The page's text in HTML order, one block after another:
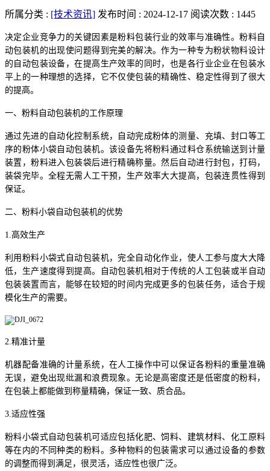
所属分类 : [技术资讯] 发布时间 : 2024-12-17 阅读次数 : 1445
决定企业竞争力的关键因素是粉料包装行业的效率与准确性。粉料自
动包装机的出现使问题得到完美的解决。作为一种专为粉状物料设计
的自动包装设备，在提高生产效率的同时，也是各行业企业在包装水
平上的一种理想的选择，它不仅使包装的精确性、稳定性得到了很大
的提高。
一、粉料自动包装机的工作原理
通过先进的自动化控制系统，自动完成粉体的测量、充填、封口等工
序的粉体小袋自动包装机。该设备先将粉料通过料仓系统输送到计量
装置，粉料进入包装袋后进行精确称量。然后自动进行封包，打码，
装袋完毕。全程无需人工干预，生产效率大大提高，包装连贯性得到
保证。
二、粉料小袋自动包装机的优势
1.高效生产
利用粉料小袋式自动包装机，完全自动化作业，使人工参与度大大降
低，生产速度得到提高。自动包装机相对于传统的人工包装或半自动
包装装置而言，能够在较短的时间内完成更多的包装任务，适合于规
模化生产的需要。
2.精准计量
机器配备准确的计量系统，在人工操作中可以保证各粉料的重量准确
无误，避免出现纰漏和浪费现象。无论是高密度还是低密度的粉料，
在包装上都能做到称量精确，保证一致、质合品。
3.适应性强
粉料小袋式自动包装机可适应包括化肥、饲料、建筑材料、化工原料
等在内的不同种类的粉料。多种物料的包装需求可以通过设备的参数
的调整而得到满足，很灵活，适应性也很广泛。